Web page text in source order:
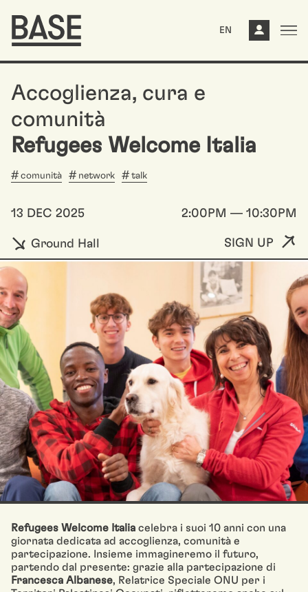
EN
Accoglienza, cura e
comunità
Refugees Welcome Italia
comunità network talk
13 DEC 2025 2:00PM — 10:30PM
Ground Hall SIGN UP
Refugees Welcome Italia celebra i suoi 10 anni con una
giornata dedicata ad accoglienza, comunità e
partecipazione. Insieme immagineremo il futuro,
partendo dal presente: grazie alla partecipazione di
Francesca Albanese, Relatrice Speciale ONU per i